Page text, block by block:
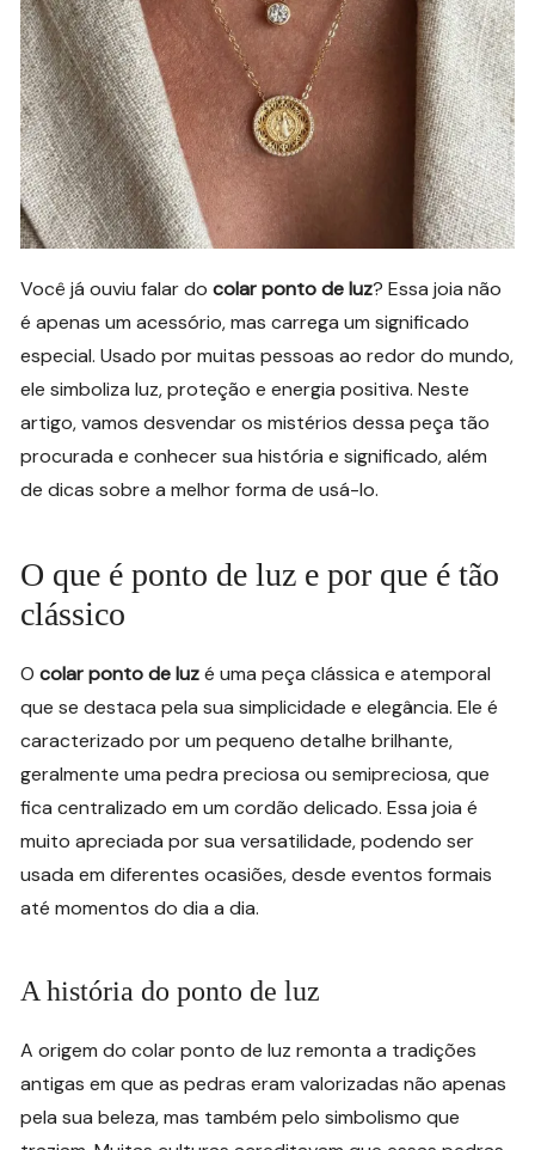
Você já ouviu falar docolar ponto de luz? Essa joia não
é apenas um acessório, mas carrega um significado
especial. Usado por muitas pessoas ao redor do mundo,
ele simboliza luz, proteção e energia positiva. Neste
artigo, vamos desvendar os mistérios dessa peça tão
procurada e conhecer sua história e significado, além
de dicas sobre a melhor forma de usá-lo.
O que é ponto de luz e por que é tão
clássico
Ocolar ponto de luzé uma peça clássica e atemporal
que se destaca pela sua simplicidade e elegância. Ele é
caracterizado por um pequeno detalhe brilhante,
geralmente uma pedra preciosa ou semipreciosa, que
fica centralizado em um cordão delicado. Essa joia é
muito apreciada por sua versatilidade, podendo ser
usada em diferentes ocasiões, desde eventos formais
até momentos do dia a dia.
A história do ponto de luz
A origem do colar ponto de luz remonta a tradições
antigas em que as pedras eram valorizadas não apenas
pela sua beleza, mas também pelo simbolismo que